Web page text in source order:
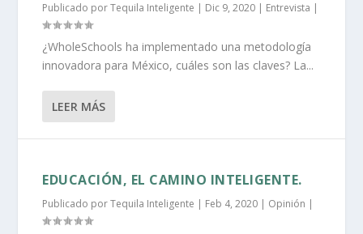
Publicado porTequila Inteligente | Dic 9, 2020 | Entrevista |
¿WholeSchools ha implementado una metodología
innovadora para México, cuáles son las claves? La...
LEER MÁS
EDUCACIÓN, EL CAMINO INTELIGENTE.
Publicado porTequila Inteligente | Feb 4, 2020 | Opinión |